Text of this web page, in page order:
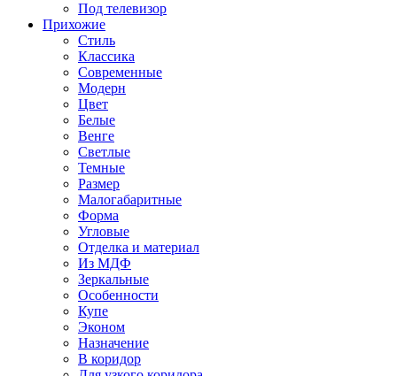
Под телевизор
Прихожие
Стиль
Классика
Современные
Модерн
Цвет
Белые
Венге
Светлые
Темные
Размер
Малогабаритные
Форма
Угловые
Отделка и материал
Из МДФ
Зеркальные
Особенности
Купе
Эконом
Назначение
В коридор